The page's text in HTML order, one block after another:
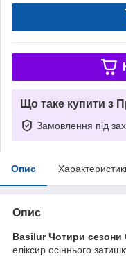
Що таке купити з
Замовлення під
Опис
Опис
Basilur Чотири сезони
еліксир осіннього